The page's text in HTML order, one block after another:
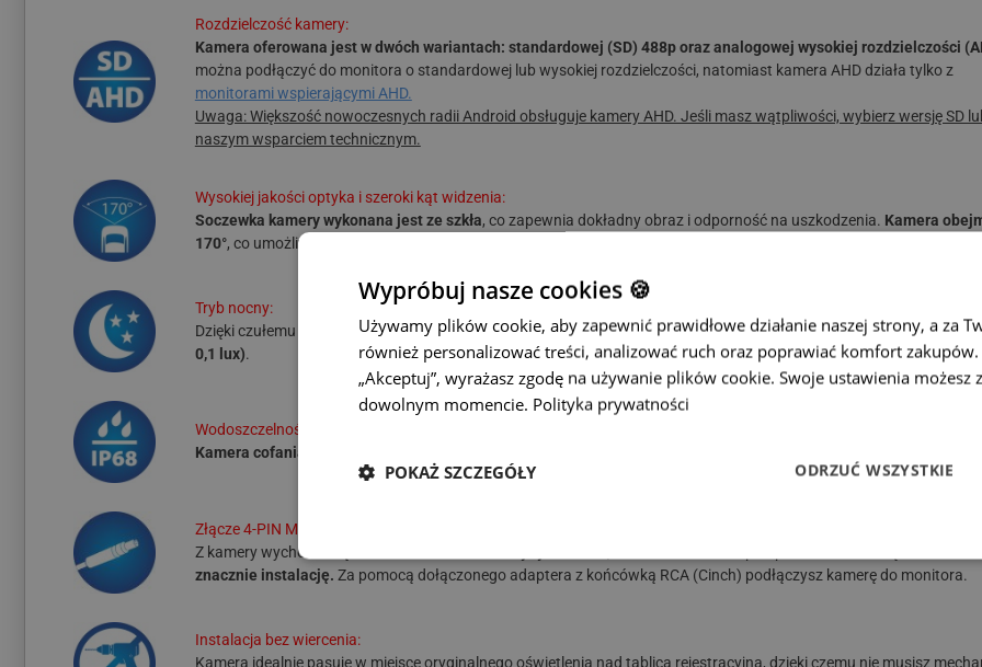
Rozdzielczość kamery:
Kamera oferowana jest w dwóch wariantach: standardowej (SD) 488p oraz analogowej wysokiej rozdzielczości
można podłączyć do monitora o standardowej lub wysokiej rozdzielczości, natomiast kamera AHD działa tylko z
monitorami wspierającymi AHD.
Uwaga: Większość nowoczesnych radii Android obsługuje kamery AHD. Jeśli masz wątpliwości, wybierz wersję SD
naszym wsparciem technicznym.
Wysokiej jakości optyka i szeroki kąt widzenia:
Soczewka kamery wykonana jest ze szkła, co zapewnia dokładny obraz i odporność na uszkodzenia. Kamera
170°, co umożliwia pełną kontrolę nad przestrzenią za pojazdem.
Tryb nocny:
Dzięki czułemu sensorowi, wysokiej jakości optyce i nowoczesnej technologii kameradziała nawet przy bardzo
0,1 lux).
Wodoszczelność:
Kamera cofania posiada najwyższy stopień ochrony IP68.
Złącze 4-PIN MINI:
Z kamery wychodzi
znacznie instalację. Za pomocą dołączonego adaptera z końcówką RCA (Cinch) podłączysz kamerę do monitora.
Instalacja bez wiercenia:
Kamera idealnie pasuje w miejsce oryginalnego oświetlenia nad tablicą rejestracyjną, dzięki czemu nie musisz
Wypróbuj nasze cookies 🍪
Używamy plików cookie, aby zapewnić prawidłowe działanie naszej strony, a za
również personalizować treści, analizować ruch oraz poprawiać komfort
„Akceptuj”, wyrażasz zgodę na używanie plików cookie. Swoje ustawienia możesz
dowolnym momencie. Polityka prywatności
ODRZUĆ WSZYSTKIE
POKAŻ SZCZEGÓŁY